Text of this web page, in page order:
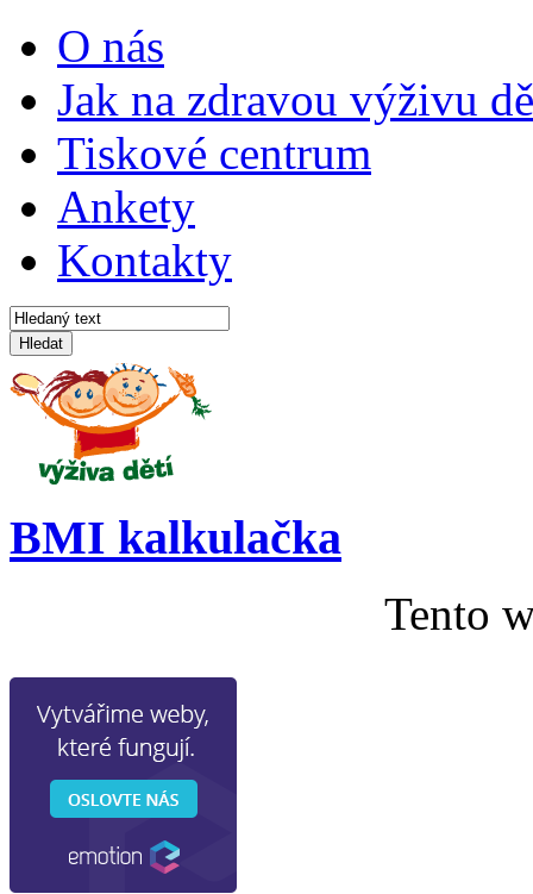
O nás
Jak na zdravou výživu
Tiskové centrum
Ankety
Kontakty
Hledat
BMI kalkulačka
Tento